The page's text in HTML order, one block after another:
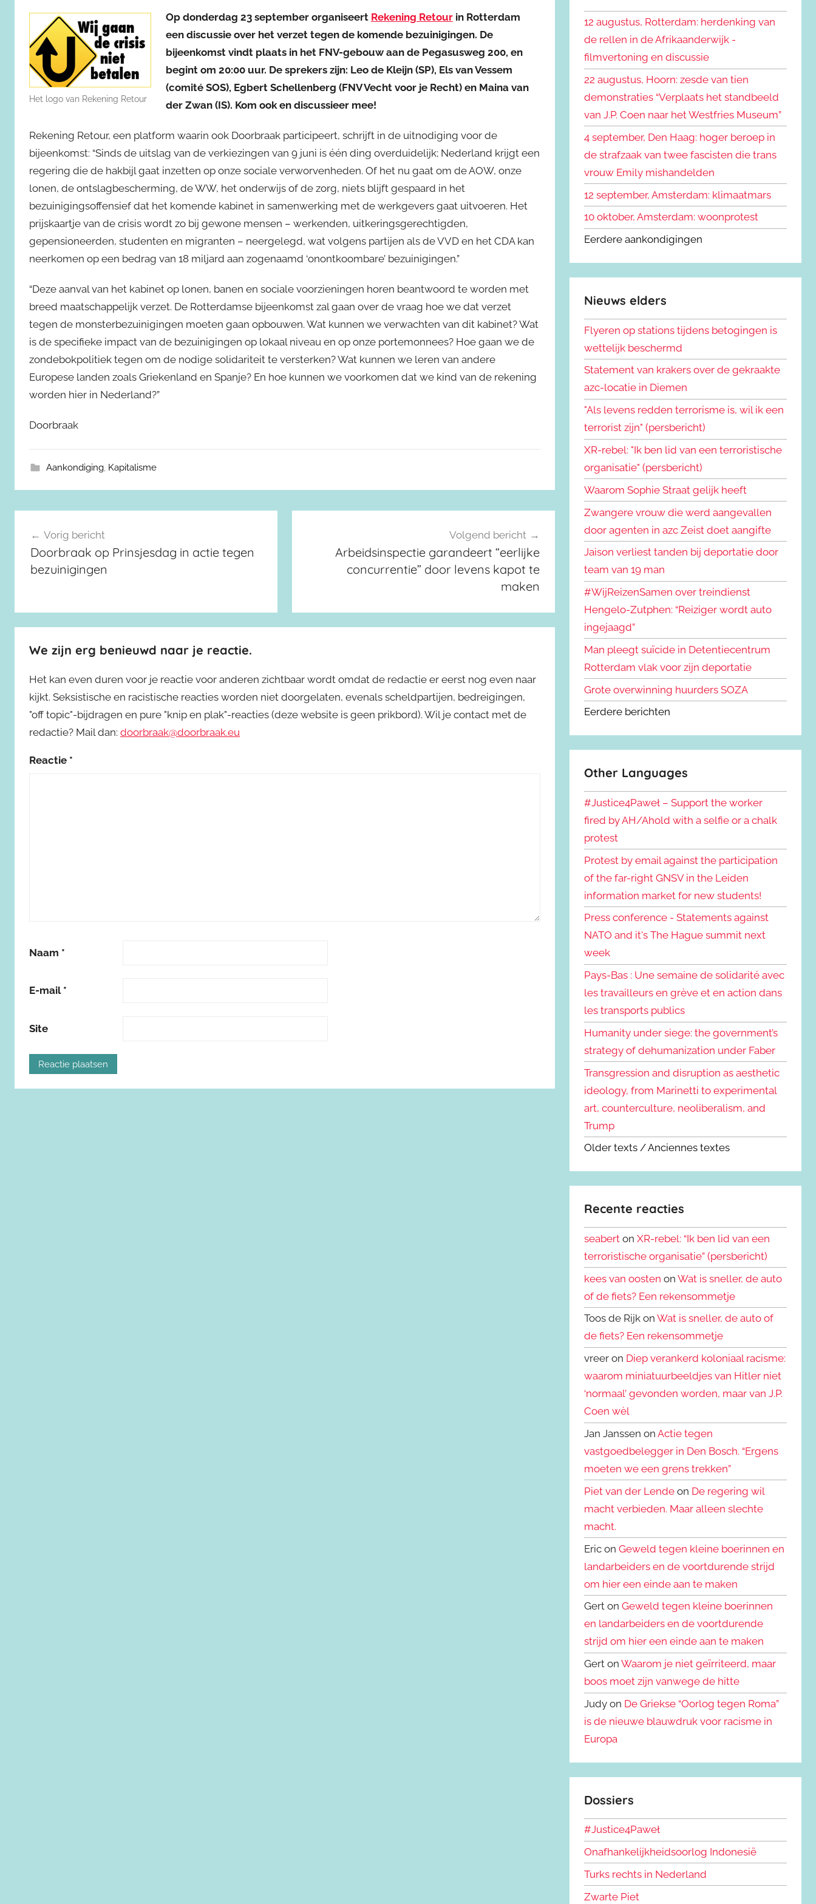
Het logo van Rekening Retour
Op donderdag 23 september organiseert Rekening Retour in Rotterdam
een discussie over het verzet tegen de komende bezuinigingen. De
bijeenkomst vindt plaats in het FNV-gebouw aan de Pegasusweg 200, en
begint om 20:00 uur. De sprekers zijn: Leo de Kleijn (SP), Els van Vessem
(comité SOS), Egbert Schellenberg (FNV Vecht voor je Recht) en Maina van
der Zwan (IS). Kom ook en discussieer mee!
Rekening Retour, een platform waarin ook Doorbraak participeert, schrijft in de uitnodiging voor de
bijeenkomst: “Sinds de uitslag van de verkiezingen van 9 juni is één ding overduidelijk; Nederland krijgt een
regering die de hakbijl gaat inzetten op onze sociale verworvenheden. Of het nu gaat om de AOW, onze
lonen, de ontslagbescherming, de WW, het onderwijs of de zorg, niets blijft gespaard in het
bezuinigingsoffensief dat het komende kabinet in samenwerking met de werkgevers gaat uitvoeren. Het
prijskaartje van de crisis wordt zo bij gewone mensen – werkenden, uitkeringsgerechtigden,
gepensioneerden, studenten en migranten – neergelegd, wat volgens partijen als de VVD en het CDA kan
neerkomen op een bedrag van 18 miljard aan zogenaamd ‘onontkoombare’ bezuinigingen.”
“Deze aanval van het kabinet op lonen, banen en sociale voorzieningen horen beantwoord te worden met
breed maatschappelijk verzet. De Rotterdamse bijeenkomst zal gaan over de vraag hoe we dat verzet
tegen de monsterbezuinigingen moeten gaan opbouwen. Wat kunnen we verwachten van dit kabinet? Wat
is de specifieke impact van de bezuinigingen op lokaal niveau en op onze portemonnees? Hoe gaan we de
zondebokpolitiek tegen om de nodige solidariteit te versterken? Wat kunnen we leren van andere
Europese landen zoals Griekenland en Spanje? En hoe kunnen we voorkomen dat we kind van de rekening
worden hier in Nederland?”
Doorbraak
Aankondiging, Kapitalisme
Berichtnavigatie
Vorig bericht
Doorbraak op Prinsjesdag in actie tegen
bezuinigingen
Volgend bericht
Arbeidsinspectie garandeert “eerlijke
concurrentie” door levens kapot te
maken
We zijn erg benieuwd naar je reactie.
Het kan even duren voor je reactie voor anderen zichtbaar wordt omdat de redactie er eerst nog even naar
kijkt. Seksistische en racistische reacties worden niet doorgelaten, evenals scheldpartijen, bedreigingen,
"off topic"-bijdragen en pure "knip en plak"-reacties (deze website is geen prikbord). Wil je contact met de
redactie? Mail dan: doorbraak@doorbraak.eu
Reactie *
Naam *
E-mail *
Site
n
a
a
r
:
e
12 augustus, Rotterdam: herdenking van
de rellen in de Afrikaanderwijk -
filmvertoning en discussie
22 augustus, Hoorn: zesde van tien
demonstraties “Verplaats het standbeeld
van J.P. Coen naar het Westfries Museum”
4 september, Den Haag: hoger beroep in
de strafzaak van twee fascisten die trans
vrouw Emily mishandelden
12 september, Amsterdam: klimaatmars
10 oktober, Amsterdam: woonprotest
Eerdere aankondigingen
Nieuws elders
Flyeren op stations tijdens betogingen is
wettelijk beschermd
Statement van krakers over de gekraakte
azc-locatie in Diemen
"Als levens redden terrorisme is, wil ik een
terrorist zijn" (persbericht)
XR-rebel: "Ik ben lid van een terroristische
organisatie" (persbericht)
Waarom Sophie Straat gelijk heeft
Zwangere vrouw die werd aangevallen
door agenten in azc Zeist doet aangifte
Jaison verliest tanden bij deportatie door
team van 19 man
#WijReizenSamen over treindienst
Hengelo-Zutphen: “Reiziger wordt auto
ingejaagd”
Man pleegt suïcide in Detentiecentrum
Rotterdam vlak voor zijn deportatie
Grote overwinning huurders SOZA
Eerdere berichten
Other Languages
#Justice4Paweł – Support the worker
fired by AH/Ahold with a selfie or a chalk
protest
Protest by email against the participation
of the far-right GNSV in the Leiden
information market for new students!
Press conference - Statements against
NATO and it's The Hague summit next
week
Pays-Bas : Une semaine de solidarité avec
les travailleurs en grève et en action dans
les transports publics
Humanity under siege: the government’s
strategy of dehumanization under Faber
Transgression and disruption as aesthetic
ideology, from Marinetti to experimental
art, counterculture, neoliberalism, and
Trump
Older texts / Anciennes textes
Recente reacties
seabert onXR-rebel: “Ik ben lid van een
terroristische organisatie” (persbericht)
kees van oosten onWat is sneller, de auto
of de fiets? Een rekensommetje
Toos de Rijk onWat is sneller, de auto of
de fiets? Een rekensommetje
vreer on Diep verankerd koloniaal racisme:
waarom miniatuurbeeldjes van Hitler niet
‘normaal’ gevonden worden, maar van J.P.
Coen wèl
Jan Janssen onActie tegen
vastgoedbelegger in Den Bosch. “Ergens
moeten we een grens trekken”
Piet van der Lende on De regering wil
macht verbieden. Maar alleen slechte
macht.
Eric onGeweld tegen kleine boerinnen en
landarbeiders en de voortdurende strijd
om hier een einde aan te maken
Gert onGeweld tegen kleine boerinnen
en landarbeiders en de voortdurende
strijd om hier een einde aan te maken
Gert onWaarom je niet geïrriteerd, maar
boos moet zijn vanwege de hitte
Judy on De Griekse “Oorlog tegen Roma”
is de nieuwe blauwdruk voor racisme in
Europa
Dossiers
#Justice4Paweł
Onafhankelijkheidsoorlog Indonesië
Turks rechts in Nederland
Zwarte Piet